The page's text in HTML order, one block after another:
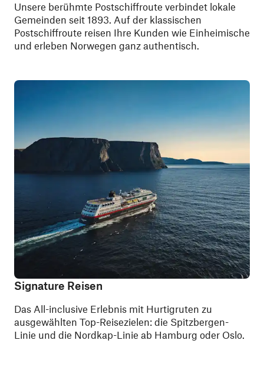
Unsere berühmte Postschiffroute verbindet lokale
Gemeinden seit 1893. Auf der klassischen
Postschiffroute reisen Ihre Kunden wie Einheimische
und erleben Norwegen ganz authentisch.
Signature Reisen
Das All-inclusive Erlebnis mit Hurtigruten zu
ausgewählten Top-Reisezielen: die Spitzbergen-
Linie und die Nordkap-Linie ab Hamburg oder Oslo.